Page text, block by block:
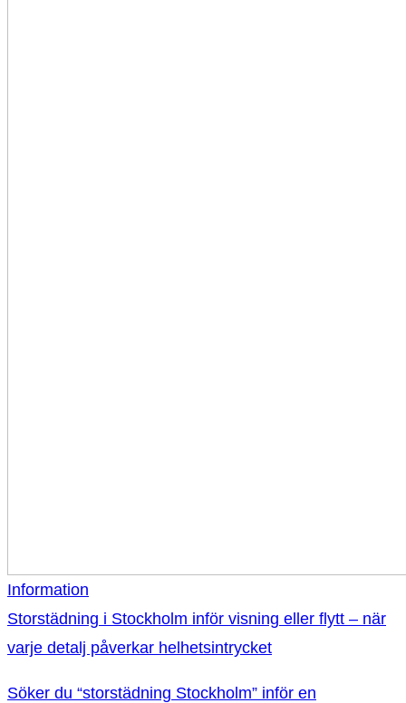
Information
Storstädning i Stockholm inför visning eller flytt – när
varje detalj påverkar helhetsintrycket
Söker du “storstädning Stockholm” inför en